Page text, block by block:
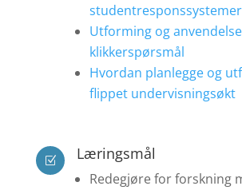
studentresponssystemer
Utforming og
klikkerspørsmål
Hvordan planlegge og
flippet undervisningsøkt
Z Læringsmål
Redegjøre for forskning